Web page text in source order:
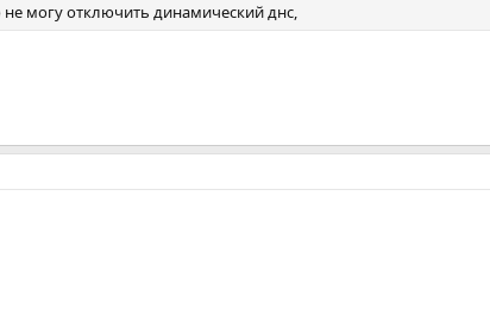
могу отключить динамический днс,